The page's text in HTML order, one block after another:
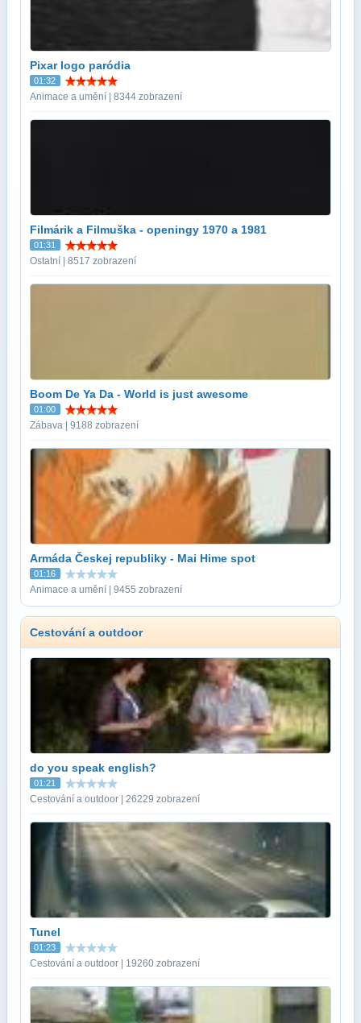
Pixar logo paródia
01:32
Animace a umění | 8344 zobrazení
Filmárik a Filmuška - openingy 1970 a 1981
01:31
Ostatní | 8517 zobrazení
Boom De Ya Da - World is just awesome
01:00
Zábava | 9188 zobrazení
Armáda Českej republiky - Mai Hime spot
01:16
Animace a umění | 9455 zobrazení
Cestování a outdoor
do you speak english?
01:21
Cestování a outdoor | 26229 zobrazení
Tunel
01:23
Cestování a outdoor | 19260 zobrazení